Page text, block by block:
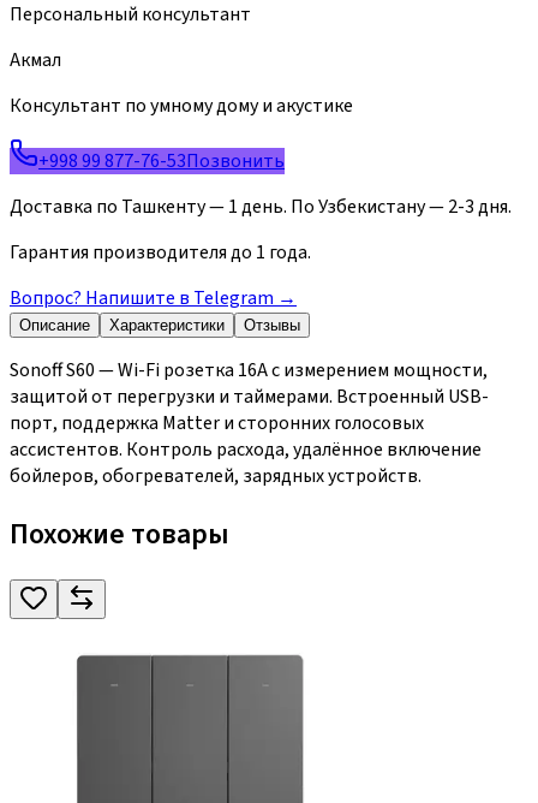
Персональный консультант
Акмал
Консультант по умному дому и акустике
+998 99 877-76-53Позвонить
Доставка по Ташкенту — 1 день. По Узбекистану — 2-3 дня.
Гарантия производителя до 1 года.
Вопрос? Напишите в Telegram →
Описание Характеристики Отзывы
Sonoff S60 — Wi-Fi розетка 16А с измерением мощности,
защитой от перегрузки и таймерами. Встроенный USB-
порт, поддержка Matter и сторонних голосовых
ассистентов. Контроль расхода, удалённое включение
бойлеров, обогревателей, зарядных устройств.
Похожие товары